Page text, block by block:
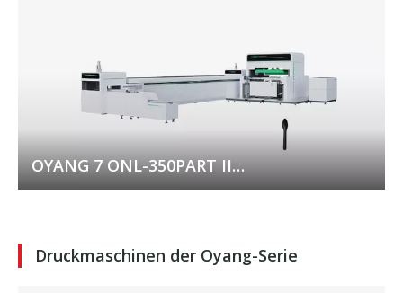
OYANG 7 ONL-350PART II
Formversiegelungseinheit
Druckmaschinen der Oyang-Serie